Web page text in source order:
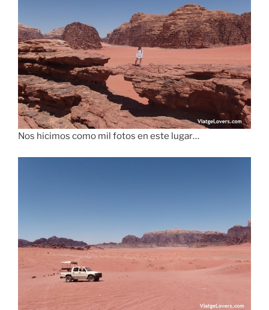
Nos hicimos como mil fotos en este lugar…